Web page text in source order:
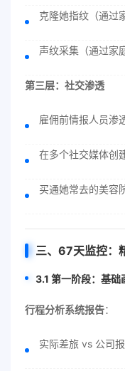
克隆她指纹（通过
声纹采集（通过家
第三层：社交渗透
雇佣前情报人员渗
在多个社交媒体创
买通她常去的美容
三、67天监控：
3.1 第一阶段：基础
行程分析系统报告：
实际差旅 vs 公司